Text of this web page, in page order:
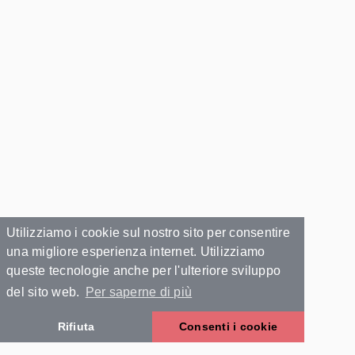
Utilizziamo i cookie sul nostro sito per consentire
una migliore esperienza internet. Utilizziamo
queste tecnologie anche per l'ulteriore sviluppo
del sito web.
Per saperne di più
Rifiuta Consenti i cookie